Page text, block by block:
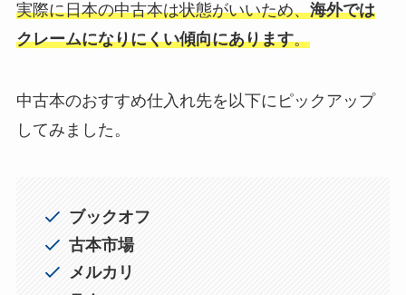
実際に日本の中古本は状態がいいため、海外では
クレームになりにくい傾向にあります。
中古本のおすすめ仕入れ先を以下にピックアップ
してみました。
ブックオフ
古本市場
メルカリ